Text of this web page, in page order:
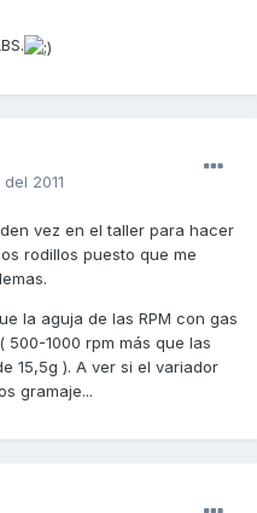
2011
vez en el taller para hacer
rodillos puesto que me
la aguja de las RPM con gas
1000 rpm más que las
15,5g ). A ver si el variador
gramaje...